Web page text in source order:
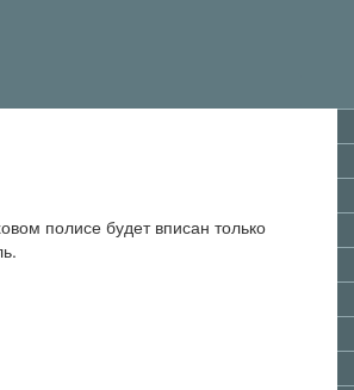
полисе будет вписан только